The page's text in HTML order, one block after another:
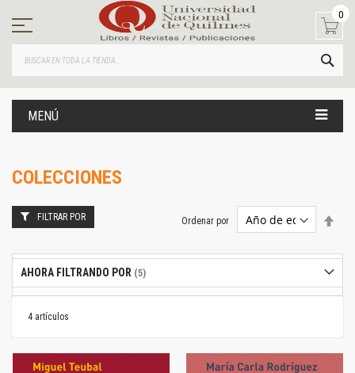
contenido
0
MENÚ
COLECCIONES
4 artículos
Ordenar por
FILTRAR POR
AHORA FILTRANDO POR